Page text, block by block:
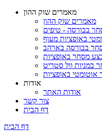
מאמרים שוק ההון
מאמרים שוק ההון
בבורסה - טיפים
באופציות מעוף
בבורסה בארהב
מסחר באופציות
במניות וול סטריט
אוטומטי באופציות
אודות
אודות האתר
צור קשר
דף הבית
דף הבית